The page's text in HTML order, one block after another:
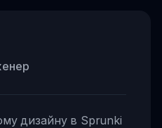
дизайну в Sprunki